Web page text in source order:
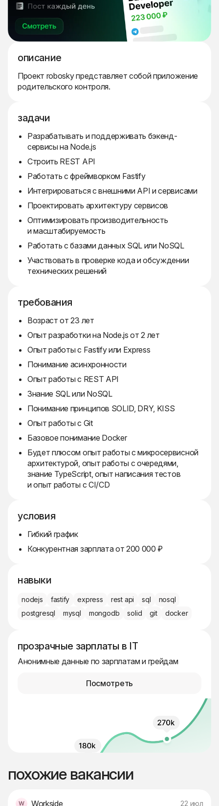
описание
Проект robosky представляет собой приложение
родительского контроля.
задачи
Разрабатывать и поддерживать бэкенд-
сервисы на Node.js
Строить REST API
Работать с фреймворком Fastify
Интегрироваться с внешними API и сервисами
Проектировать архитектуру сервисов
Оптимизировать производительность
и масштабируемость
Работать с базами данных SQL или NoSQL
Участвовать в проверке кода и обсуждении
технических решений
требования
Возраст от 23 лет
Опыт разработки на Node.js от 2 лет
Опыт работы с Fastify или Express
Понимание асинхронности
Опыт работы с REST API
Знание SQL или NoSQL
Понимание принципов SOLID, DRY, KISS
Опыт работы с Git
Базовое понимание Docker
Будет плюсом опыт работы с микросервисной
архитектурой, опыт работы с очередями,
знание TypeScript, опыт написания тестов
и опыт работы с CI/CD
условия
Гибкий график
Конкурентная зарплата от 200 000 ₽
навыки
nodejs fastify express rest api sql
nosql
postgresql
mysql mongodb solid git docker
прозрачные зарплаты в IT
Анонимные данные по зарплатам и грейдам
Посмотреть
похожие вакансии
Workside 22 июл